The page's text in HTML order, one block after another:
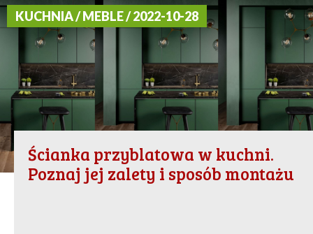
KUCHNIA / MEBLE / 2022-10-28
Ścianka przyblatowa w kuchni.
Poznaj jej zalety i sposób montażu